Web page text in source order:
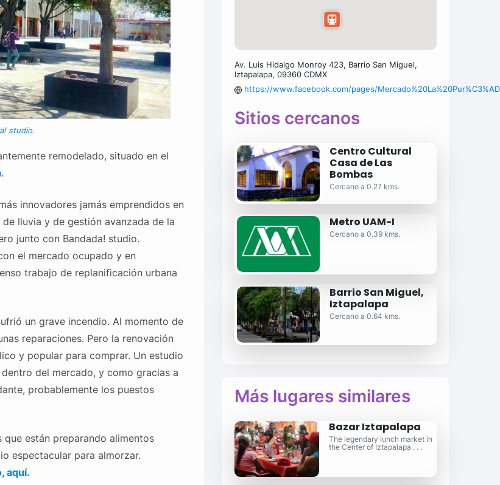
studio.
remodelado, situado en el
.
innovadores jamás emprendidos en
lluvia y de gestión avanzada de la
junto con Bandada! studio.
el mercado ocupado y en
trabajo de replanificación urbana
un grave incendio. Al momento de
reparaciones. Pero la renovación
y popular para comprar. Un estudio
del mercado, y como gracias a
probablemente los puestos
están preparando alimentos
espectacular para almorzar.
aquí.
Av. Luis Hidalgo Monroy 423, Barrio San Miguel,
Iztapalapa, 09360 CDMX
https://www.facebook.com/pages/
Sitios cercanos
Centro Cultural
Casa de Las
Bombas
Cercano a 0.27 kms.
Metro UAM-I
Cercano a 0.39 kms.
Barrio San Miguel,
Iztapalapa
Cercano a 0.64 kms.
Más lugares similares
Bazar Iztapalapa
The legendary lunch market in
the Center of Iztapalapa . . .